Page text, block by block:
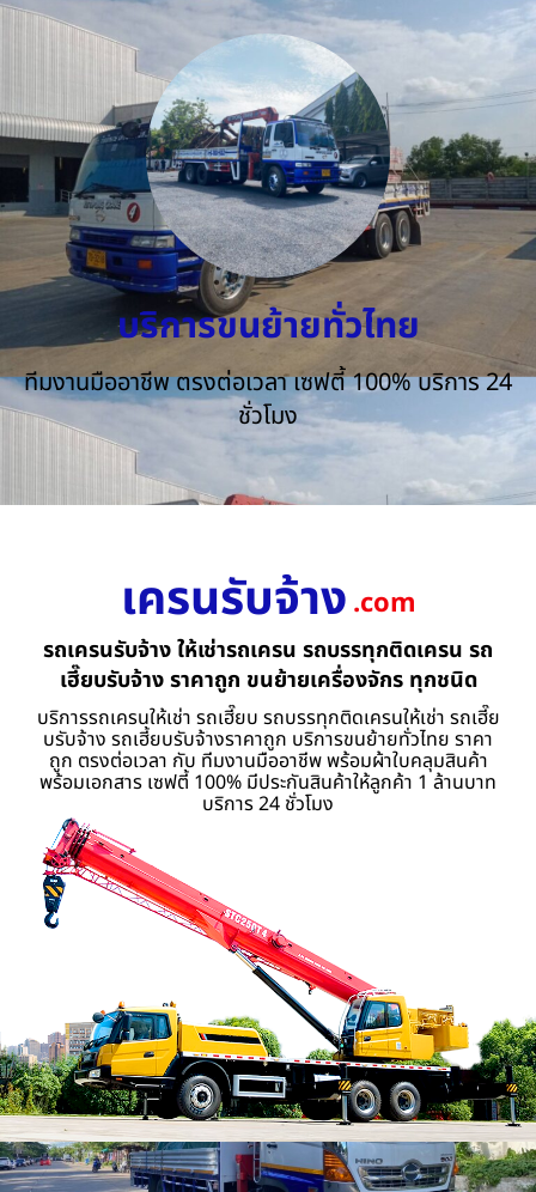
บริการขนย้ายทั่วไทย
ทีมงานมืออาชีพ ตรงต่อเวลา เซฟตี้ 100% บริการ 24
ชั่วโมง
เครนรับจ้าง .com
รถเครนรับจ้าง ให้เช่ารถเครน รถบรรทุกติดเครน รถ
เฮี๊ยบรับจ้าง ราคาถูก ขนย้ายเครื่องจักร ทุกชนิด
บริการรถเครนให้เช่า รถเฮี๊ยบ รถบรรทุกติดเครนให้เช่า รถเฮี๊ย
บรับจ้าง รถเฮี้ยบรับจ้างราคาถูก บริการขนย้ายทั่วไทย ราคา
ถูก ตรงต่อเวลา กับ ทีมงานมืออาชีพ พร้อมผ้าใบคลุมสินค้า
พร้อมเอกสาร เซฟตี้ 100% มีประกันสินค้าให้ลูกค้า 1 ล้านบาท
บริการ 24 ชั่วโมง